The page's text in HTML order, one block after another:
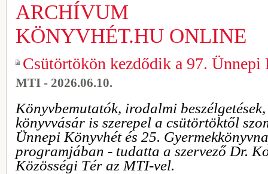
ARCHÍVUM
KÖNYVHÉT.HU ONLINE
Csütörtökön kezdődik a 97.
MTI - 2026.06.10.
Könyvbemutatók, irodalmi
könyvvásár is szerepel a csütörtöktől
Ünnepi Könyvhét és 25.
programjában - tudatta a szervező Dr.
Közösségi Tér az MTI-vel.